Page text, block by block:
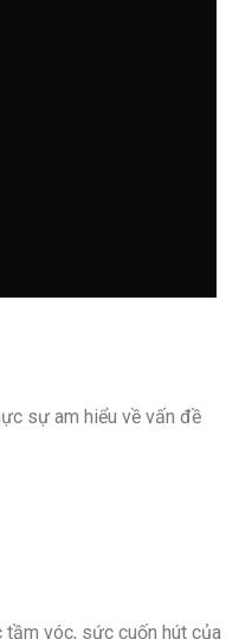
sự am hiểu về vấn đề
vóc, sức cuốn hút của